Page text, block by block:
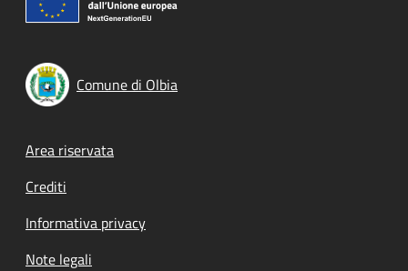
Comune di Olbia
Footer menu
Area riservata
Crediti
Informativa privacy
Note legali